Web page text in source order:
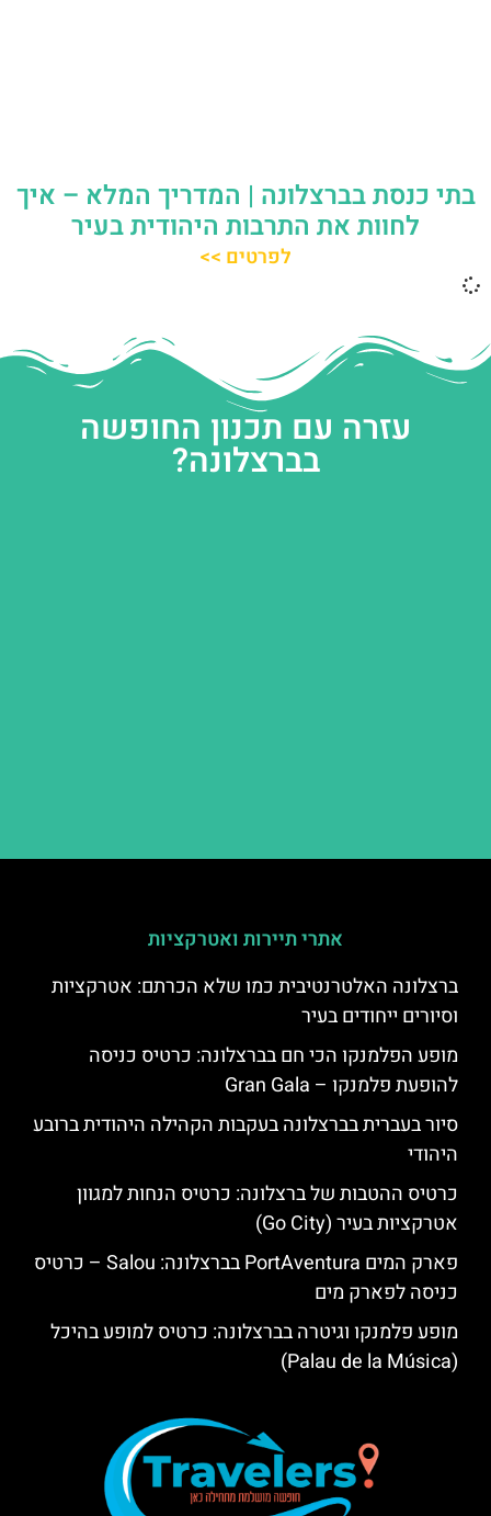
בתי כנסת בברצלונה | המדריך המלא – איך
לחוות את התרבות היהודית בעיר
לפרטים >>
עזרה עם תכנון החופשה
בברצלונה?
אתרי תיירות ואטרקציות
ברצלונה האלטרנטיבית כמו שלא הכרתם: אטרקציות
וסיורים ייחודים בעיר
מופע הפלמנקו הכי חם בברצלונה: כרטיס כניסה
להופעת פלמנקו – Gran Gala
סיור בעברית בברצלונה בעקבות הקהילה היהודית ברובע
היהודי
כרטיס ההטבות של ברצלונה: כרטיס הנחות למגוון
אטרקציות בעיר (Go City)
פארק המים PortAventura בברצלונה: Salou – כרטיס
כניסה לפארק מים
מופע פלמנקו וגיטרה בברצלונה: כרטיס למופע בהיכל
(Palau de la Música)